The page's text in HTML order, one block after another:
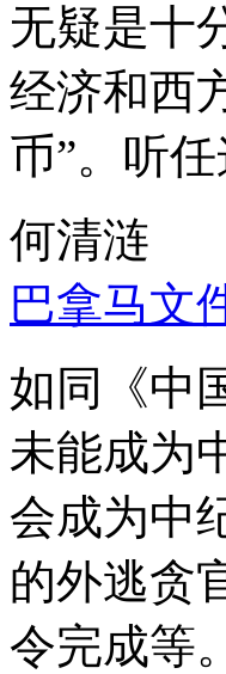
无疑是十
经济和西
币”。听
何清涟
巴拿马文
如同《中
未能成为
会成为中
的外逃贪
令完成等